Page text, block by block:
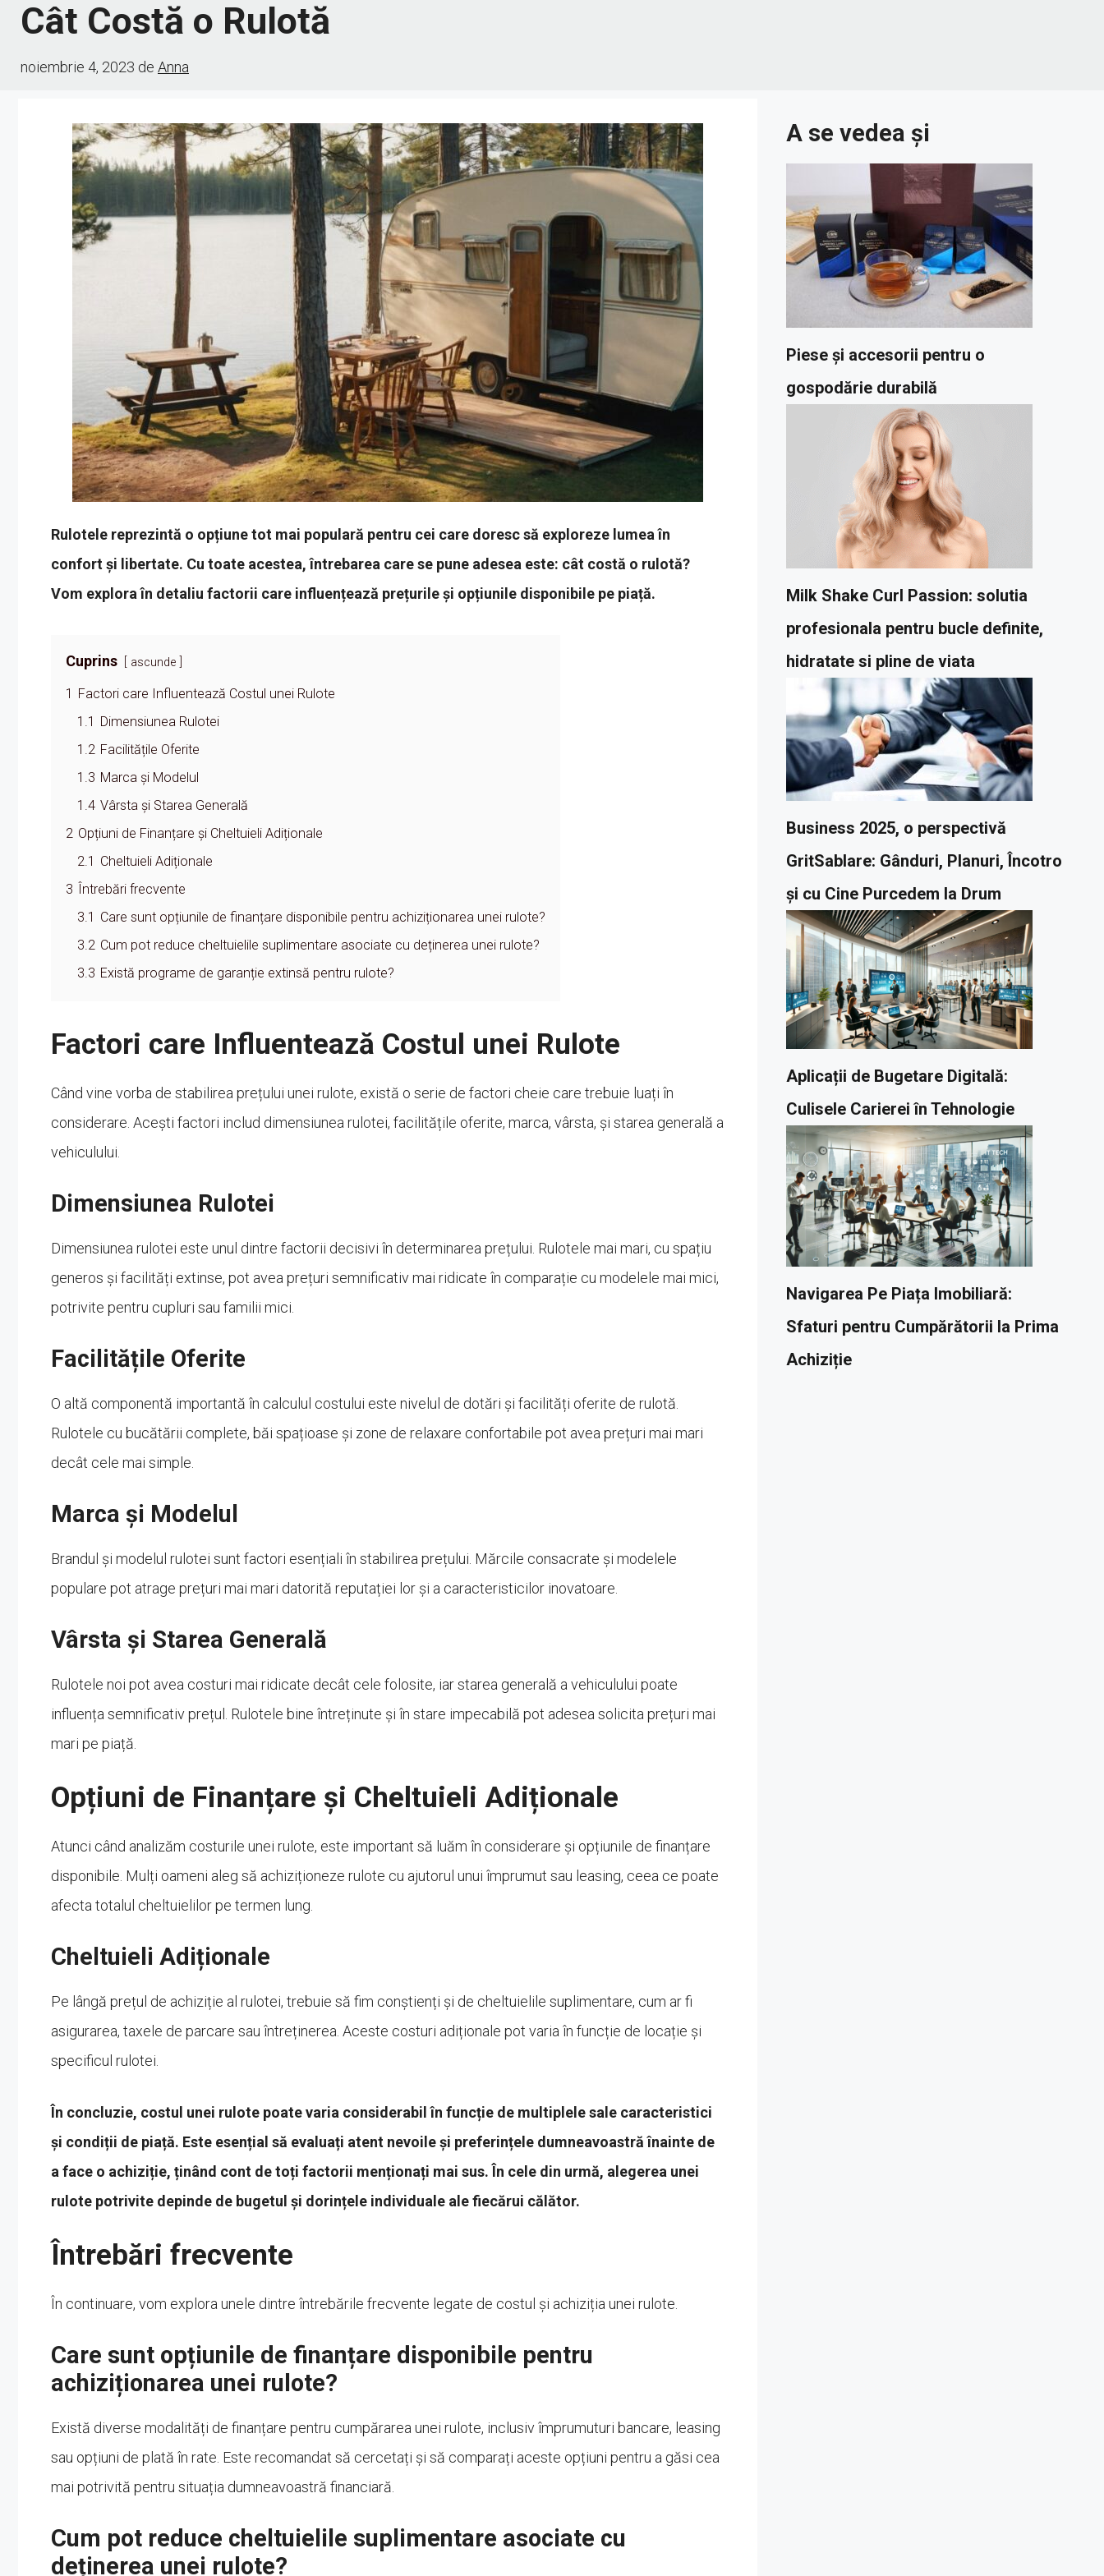
Cât Costă o Rulotă
noiembrie 4, 2023 de Anna
Rulotele reprezintă o opțiune tot mai populară pentru cei care doresc să exploreze lumea în
confort și libertate. Cu toate acestea, întrebarea care se pune adesea este: cât costă o rulotă?
Vom explora în detaliu factorii care influențează prețurile și opțiunile disponibile pe piață.
Cuprins ascunde
1 Factori care Influentează Costul unei Rulote
1.1 Dimensiunea Rulotei
1.2 Facilitățile Oferite
1.3 Marca și Modelul
1.4 Vârsta și Starea Generală
2 Opțiuni de Finanțare și Cheltuieli Adiționale
2.1 Cheltuieli Adiționale
3 Întrebări frecvente
3.1 Care sunt opțiunile de finanțare disponibile pentru achiziționarea unei rulote?
3.2 Cum pot reduce cheltuielile suplimentare asociate cu deținerea unei rulote?
3.3 Există programe de garanție extinsă pentru rulote?
Factori care Influentează Costul unei Rulote
Când vine vorba de stabilirea prețului unei rulote, există o serie de factori cheie care trebuie luați în
considerare. Acești factori includ dimensiunea rulotei, facilitățile oferite, marca, vârsta, și starea generală a
vehiculului.
Dimensiunea Rulotei
Dimensiunea rulotei este unul dintre factorii decisivi în determinarea prețului. Rulotele mai mari, cu spațiu
generos și facilități extinse, pot avea prețuri semnificativ mai ridicate în comparație cu modelele mai mici,
potrivite pentru cupluri sau familii mici.
Facilitățile Oferite
O altă componentă importantă în calculul costului este nivelul de dotări și facilități oferite de rulotă.
Rulotele cu bucătării complete, băi spațioase și zone de relaxare confortabile pot avea prețuri mai mari
decât cele mai simple.
Marca și Modelul
Brandul și modelul rulotei sunt factori esențiali în stabilirea prețului. Mărcile consacrate și modelele
populare pot atrage prețuri mai mari datorită reputației lor și a caracteristicilor inovatoare.
Vârsta și Starea Generală
Rulotele noi pot avea costuri mai ridicate decât cele folosite, iar starea generală a vehiculului poate
influența semnificativ prețul. Rulotele bine întreținute și în stare impecabilă pot adesea solicita prețuri mai
mari pe piață.
Opțiuni de Finanțare și Cheltuieli Adiționale
Atunci când analizăm costurile unei rulote, este important să luăm în considerare și opțiunile de finanțare
disponibile. Mulți oameni aleg să achiziționeze rulote cu ajutorul unui împrumut sau leasing, ceea ce poate
afecta totalul cheltuielilor pe termen lung.
Cheltuieli Adiționale
Pe lângă prețul de achiziție al rulotei, trebuie să fim conștienți și de cheltuielile suplimentare, cum ar fi
asigurarea, taxele de parcare sau întreținerea. Aceste costuri adiționale pot varia în funcție de locație și
specificul rulotei.
În concluzie, costul unei rulote poate varia considerabil în funcție de multiplele sale caracteristici
și condiții de piață. Este esențial să evaluați atent nevoile și preferințele dumneavoastră înainte de
a face o achiziție, ținând cont de toți factorii menționați mai sus. În cele din urmă, alegerea unei
rulote potrivite depinde de bugetul și dorințele individuale ale fiecărui călător.
Întrebări frecvente
În continuare, vom explora unele dintre întrebările frecvente legate de costul și achiziția unei rulote.
Care sunt opțiunile de finanțare disponibile pentru
achiziționarea unei rulote?
Există diverse modalități de finanțare pentru cumpărarea unei rulote, inclusiv împrumuturi bancare, leasing
sau opțiuni de plată în rate. Este recomandat să cercetați și să comparați aceste opțiuni pentru a găsi cea
mai potrivită pentru situația dumneavoastră financiară.
Cum pot reduce cheltuielile suplimentare asociate cu
deținerea unei rulote?
A se vedea și
Piese și accesorii pentru o
gospodărie durabilă
Milk Shake Curl Passion: solutia
profesionala pentru bucle definite,
hidratate si pline de viata
Business 2025, o perspectivă
GritSablare: Gânduri, Planuri, Încotro
și cu Cine Purcedem la Drum
Aplicații de Bugetare Digitală:
Culisele Carierei în Tehnologie
Navigarea Pe Piața Imobiliară:
Sfaturi pentru Cumpărătorii la Prima
Achiziție